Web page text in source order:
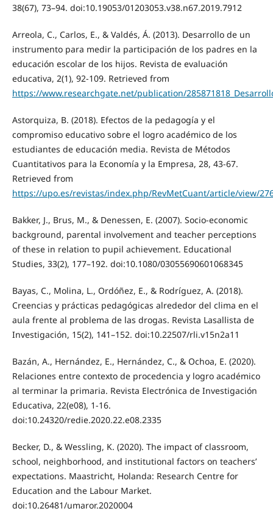
38(67), 73–94. doi:10.19053/01203053.v38.n67.2019.7912
Arreola, C., Carlos, E., & Valdés, Á. (2013). Desarrollo de un
instrumento para medir la participación de los padres en la
educación escolar de los hijos. Revista de evaluación
educativa, 2(1), 92-109. Retrieved from
https://www.researchgate.net/publication/
Astorquiza, B. (2018). Efectos de la pedagogía y el
compromiso educativo sobre el logro académico de los
estudiantes de educación media. Revista de Métodos
Cuantitativos para la Economía y la Empresa, 28, 43-67.
Retrieved from
https://upo.es/revistas/index.php/RevMetCuant/article/view/
Bakker, J., Brus, M., & Denessen, E. (2007). Socio-economic
background, parental involvement and teacher perceptions
of these in relation to pupil achievement. Educational
Studies, 33(2), 177–192. doi:10.1080/03055690601068345
Bayas, C., Molina, L., Ordóñez, E., & Rodríguez, A. (2018).
Creencias y prácticas pedagógicas alrededor del clima en el
aula frente al problema de las drogas. Revista Lasallista de
Investigación, 15(2), 141–152. doi:10.22507/rli.v15n2a11
Bazán, A., Hernández, E., Hernández, C., & Ochoa, E. (2020).
Relaciones entre contexto de procedencia y logro académico
al terminar la primaria. Revista Electrónica de Investigación
Educativa, 22(e08), 1-16.
doi:10.24320/redie.2020.22.e08.2335
Becker, D., & Wessling, K. (2020). The impact of classroom,
school, neighborhood, and institutional factors on teachers’
expectations. Maastricht, Holanda: Research Centre for
Education and the Labour Market.
doi:10.26481/umaror.2020004